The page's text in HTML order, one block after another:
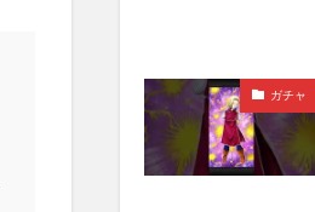
ガチャ